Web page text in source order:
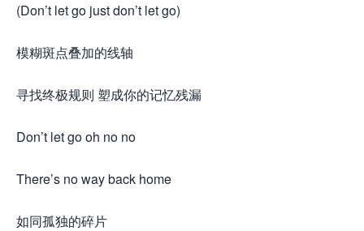
(Don’t let go just don’t let go)
模糊斑点叠加的线轴
寻找终极规则 塑成你的记忆残漏
Don’t let go oh no no
There’s no way back home
如同孤独的碎片